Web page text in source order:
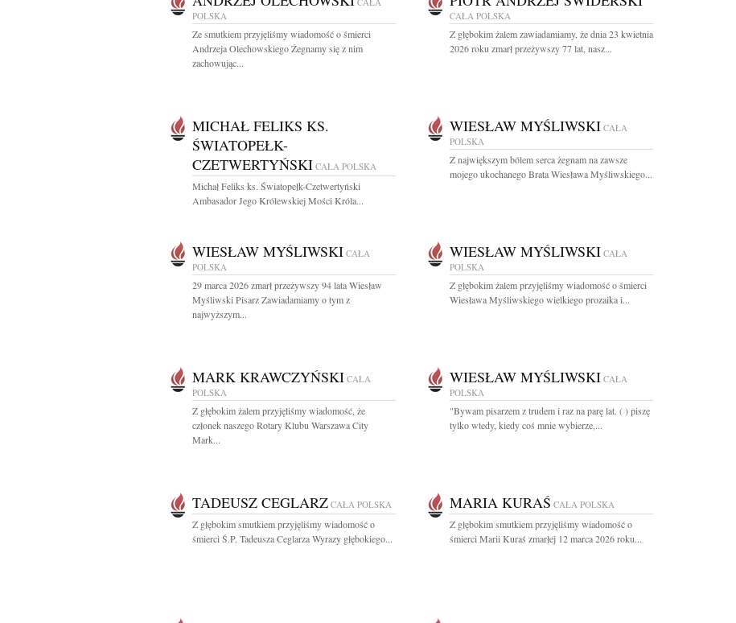
POLSKA
Ze smutkiem przyjęliśmy wiadomość o śmierci
Andrzeja Olechowskiego Żegnamy się z nim
zachowując...
CAŁA POLSKA
Z głębokim żalem zawiadamiamy, że dnia 23 kwietnia
2026 roku zmarł przeżywszy 77 lat, nasz...
MICHAŁ FELIKS KS.
ŚWIATOPEŁK-
CZETWERTYŃSKI CAŁA POLSKA
Michał Feliks ks. Światopełk-Czetwertyński
Ambasador Jego Królewskiej Mości Króla...
WIESŁAW MYŚLIWSKI CAŁA
POLSKA
Z największym bólem serca żegnam na zawsze
mojego ukochanego Brata Wiesława Myśliwskiego...
WIESŁAW MYŚLIWSKI CAŁA
POLSKA
29 marca 2026 zmarł przeżywszy 94 lata Wiesław
Myśliwski Pisarz Zawiadamiamy o tym z
najwyższym...
WIESŁAW MYŚLIWSKI CAŁA
POLSKA
Z głębokim żalem przyjęliśmy wiadomość o śmierci
Wiesława Myśliwskiego wielkiego prozaika i...
MARK KRAWCZYŃSKI CAŁA
POLSKA
Z głębokim żalem przyjęliśmy wiadomość, że
członek naszego Rotary Klubu Warszawa City
Mark...
WIESŁAW MYŚLIWSKI CAŁA
POLSKA
"Bywam pisarzem z trudem i raz na parę lat. ( ) piszę
tylko wtedy, kiedy coś mnie wybierze,...
TADEUSZ CEGLARZ CAŁA POLSKA
Z głębokim smutkiem przyjęliśmy wiadomość o
śmierci Ś.P. Tadeusza Ceglarza Wyrazy głębokiego...
MARIA KURAŚ CAŁA POLSKA
Z głębokim smutkiem przyjęliśmy wiadomość o
śmierci Marii Kuraś zmarłej 12 marca 2026 roku...